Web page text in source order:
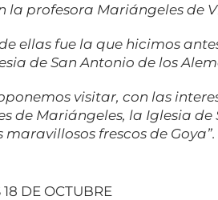
la profesora Mariángeles de
ellas fue la que hicimos
de San Antonio de los
visitar, con las
de Mariángeles, la Iglesia de
maravillosos frescos de Goya”.
18 DE OCTUBRE